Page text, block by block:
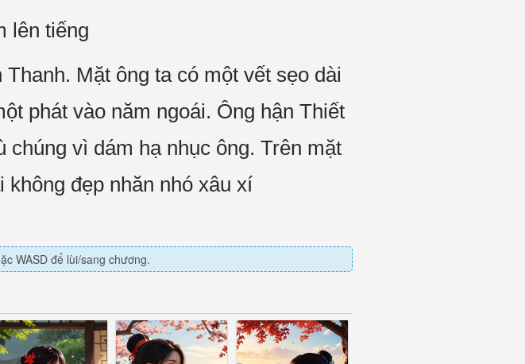
lên tiếng
Mặt ông ta có một vết sẹo dài
phát vào năm ngoái. Ông hận Thiết
vì dám hạ nhục ông. Trên mặt
đẹp nhăn nhó xâu xí
WASD để lùi/sang chương.